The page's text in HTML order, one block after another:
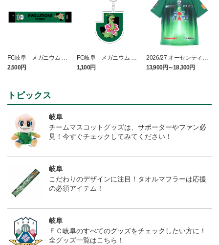
FC岐阜 メガニウム タ
オルマフラー
2,500円
FC岐阜 メガニウム キ
ーホルダー
1,100円
2026/27 オーセンティッ
クユニフォーム半袖 FP1s
13,900円～18,300円
トピックス
岐阜
チームマスコットグッズは、サポーターやファン必
見！今すぐチェックしてみてください！
岐阜
こだわりのデザインに注目！タオルマフラーは応援
の必須アイテム！
岐阜
ＦＣ岐阜のすべてのグッズをチェックしたい方に！
全グッズ一覧はこちら！